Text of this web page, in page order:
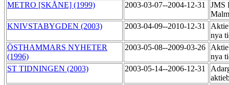
METRO [SKÅNE] (1999)
2003-03-07--2004-12-31
JMS
KNIVSTABYGDEN (2003)
2003-04-09--2010-12-31
nya
ÖSTHAMMARS NYHETER
(1996)
2003-05-08--2009-03-26
nya
ST TIDNINGEN (2003)
2003-05-14--2006-12-31